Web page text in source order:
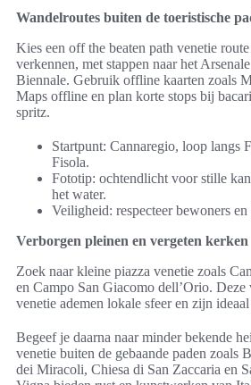
Wandelroutes buiten de toeristische
Kies een off the beaten path venetie
verkennen, met stappen naar het
Biennale. Gebruik offline kaarten zoals
Maps offline en plan korte stops bij
spritz.
Startpunt: Cannaregio, loop langs
Fisola.
Fototip: ochtendlicht voor stille
het water.
Veiligheid: respecteer bewoners
Verborgen pleinen en vergeten kerken
Zoek naar kleine piazza venetie zoals
en Campo San Giacomo dell’Orio. Deze
venetie ademen lokale sfeer en zijn
Begeef je daarna naar minder bekende
venetie buiten de gebaande paden zoals
dei Miracoli, Chiesa di San Zaccaria en